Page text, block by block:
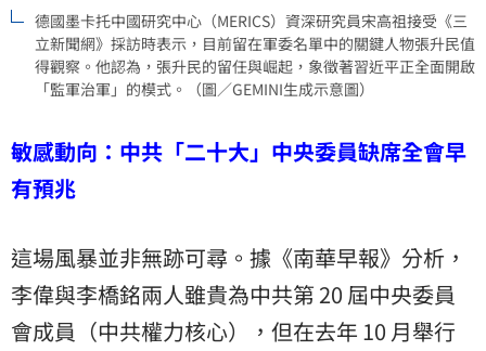
德國墨卡托中國研究中心（MERICS）資深研究員宋高祖接受《三
立新聞網》採訪時表示，目前留在軍委名單中的關鍵人物張升民值
得觀察。他認為，張升民的留任與崛起，象徵著習近平正全面開啟
「監軍治軍」的模式。（圖／GEMINI生成示意圖）
敏感動向：中共「二十大」中央委員缺席全會早
有預兆
這場風暴並非無跡可尋。據《南華早報》分析，
李偉與李橋銘兩人雖貴為中共第 20 屆中央委員
會成員（中共權力核心），但在去年 10 月舉行